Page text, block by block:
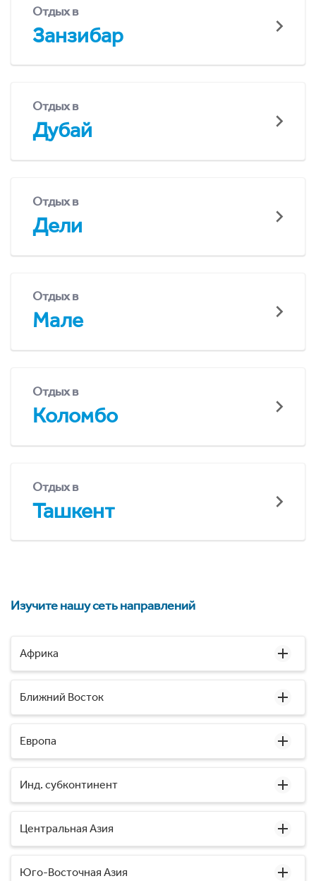
Отдых в
Занзибар
Отдых в
Дубай
Отдых в
Дели
Отдых в
Мале
Отдых в
Коломбо
Отдых в
Ташкент
Изучите нашу сеть направлений
Африка
Ближний Восток
Европа
Инд. субконтинент
Центральная Азия
Юго-Восточная Азия